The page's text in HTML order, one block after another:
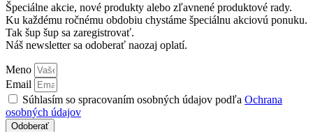
Špeciálne akcie, nové produkty alebo zľavnené produktové rady.
Ku každému ročnému obdobiu chystáme špeciálnu akciovú ponuku.
Tak šup šup sa zaregistrovať.
Náš newsletter sa odoberať naozaj oplatí.
Meno
Email
Súhlasím so spracovaním osobných údajov podľa Ochrana
osobných údajov
Odoberať